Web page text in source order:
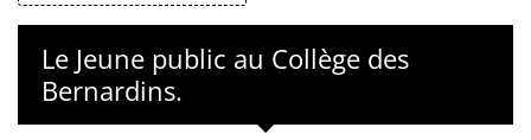
Le Jeune public au Collège des
Bernardins.